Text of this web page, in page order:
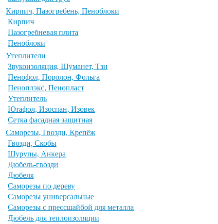
Кирпич, Пазогребень, Пеноблоки
Кирпич
Пазогребневая плита
Пеноблоки
Утеплители
Звукоизоляция, Шуманет, Тзи
Пенофол, Поролон, Фольга
Пеноплэкс, Пенопласт
Утеплитель
Ютафол, Изоспан, Изовек
Сетка фасадная защитная
Саморезы, Гвозди, Крепёж
Гвозди, Скобы
Шурупы, Анкера
Дюбель-гвозди
Дюбеля
Саморезы по дереву
Саморезы универсальные
Саморезы с прессшайбой для металла
Дюбель для теплоизоляции